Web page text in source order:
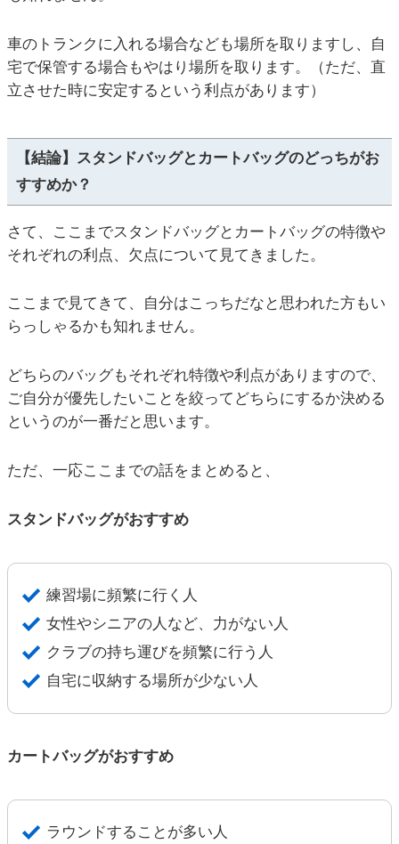
車のトランクに入れる場合なども場所を取りますし、自
宅で保管する場合もやはり場所を取ります。（ただ、直
立させた時に安定するという利点があります）
【結論】スタンドバッグとカートバッグのどっちがお
すすめか？
さて、ここまでスタンドバッグとカートバッグの特徴や
それぞれの利点、欠点について見てきました。
ここまで見てきて、自分はこっちだなと思われた方もい
らっしゃるかも知れません。
どちらのバッグもそれぞれ特徴や利点がありますので、
ご自分が優先したいことを絞ってどちらにするか決める
というのが一番だと思います。
ただ、一応ここまでの話をまとめると、
スタンドバッグがおすすめ
練習場に頻繁に行く人
女性やシニアの人など、力がない人
クラブの持ち運びを頻繁に行う人
自宅に収納する場所が少ない人
カートバッグがおすすめ
ラウンドすることが多い人